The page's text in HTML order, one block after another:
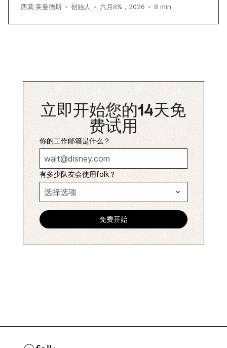
西莫·莱曼德斯 • 创始人 • 六月8%，2026 • 8 min
立即开始您的14天免
费试用
你的工作邮箱是什么？
有多少队友会使用folk？